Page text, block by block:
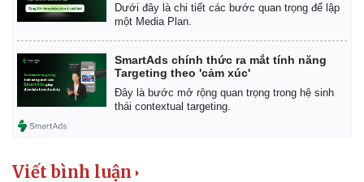
Dưới đây là chi tiết các bước quan trọng để lập
một Media Plan.
SmartAds chính thức ra mắt tính năng
Targeting theo 'cảm xúc'
Đây là bước mở rộng quan trọng trong hệ sinh
thái contextual targeting.
Viết bình luận